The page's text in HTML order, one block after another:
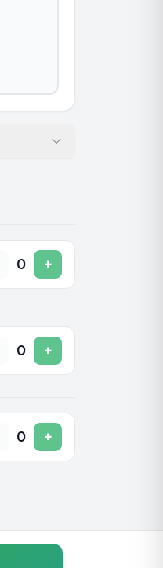
0 +
0 +
0 +